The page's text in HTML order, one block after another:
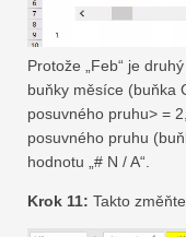
Protože „Feb“ je
buňky měsíce (buňka
posuvného pruhu> =
posuvného pruhu
hodnotu „# N / A“.
Krok 11: Takto